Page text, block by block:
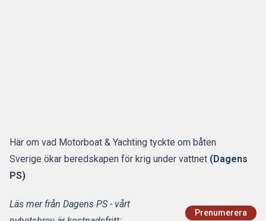
Här om vad Motorboat & Yachting tyckte om båten
Sverige ökar beredskapen för krig under vattnet (Dagens
PS)
Läs mer från Dagens PS - vårt
Prenumerera